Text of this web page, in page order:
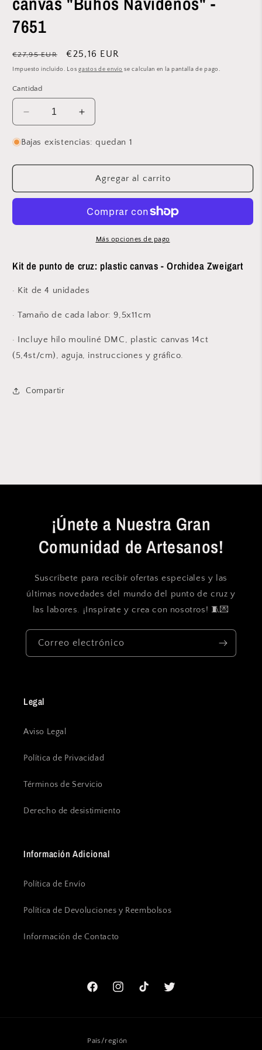
7651
Precio
habitual
€27,95 EUR
Precio
de
€25,16 EUR
Impuesto incluido. Losgastos de envío se calculan en la pantalla de pago.
Cantidad
Reducir
cantidad
para
de
de
canvas
-
Aumentar
cantidad
para
de
punto
de
plastic
canvas
&quot;Búhos
-
Bajas existencias: quedan 1
Agregar al carrito
Más opciones de pago
Kit de punto de cruz: plastic canvas - Orchidea Zweigart
· Kit de 4 unidades
· Tamaño de cada labor: 9,5x11cm
· Incluye hilo mouliné DMC, p lastic canvas 14ct
(5,4st/cm), aguja, instrucciones y gráfico.
Compartir
¡Únete a Nuestra Gran
Comunidad de Artesanos!
Suscríbete para recibir ofertas especiales y las
últimas novedades del mundo del punto de cruz y
las labores. ¡Inspírate y crea con nosotros! 🧵💌
Correo electrónico
Legal
Aviso Legal
Política de Privacidad
Términos de Servicio
Derecho de desistimiento
Información Adicional
Política de Envío
Política de Devoluciones y Reembolsos
Información de Contacto
FacebookInstagramTikTok Twitter
País/región